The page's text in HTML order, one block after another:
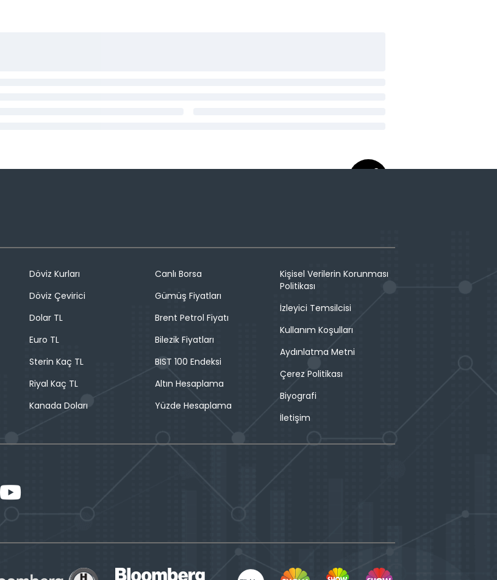
Döviz Kurları
Döviz Çevirici
Dolar TL
Euro TL
Sterin Kaç TL
Riyal Kaç TL
Kanada Doları
Canlı Borsa
Gümüş Fiyatları
Brent Petrol Fiyatı
Bilezik Fiyatları
BIST 100 Endeksi
Altın Hesaplama
Yüzde Hesaplama
Kişisel Verilerin Korunması
Politikası
İzleyici Temsilcisi
Kullanım Koşulları
Aydınlatma Metni
Çerez Politikası
Biyografi
İletişim